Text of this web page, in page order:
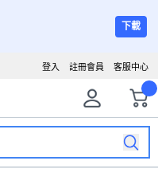
下載
客服中心
註冊會員
登入